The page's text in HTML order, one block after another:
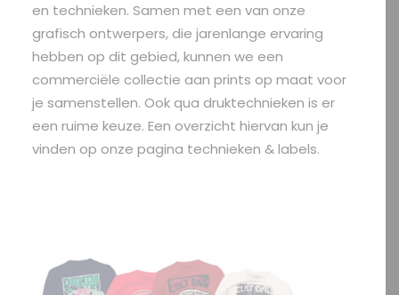
en technieken. Samen met een van onze
grafisch ontwerpers, die jarenlange ervaring
hebben op dit gebied, kunnen we een
commerciële collectie aan prints op maat voor
je samenstellen. Ook qua druktechnieken is er
een ruime keuze. Een overzicht hiervan kun je
vinden op onze pagina technieken & labels.